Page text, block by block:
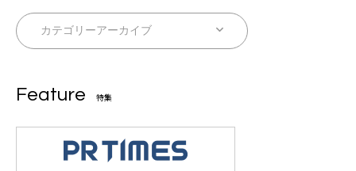
Feature 特集